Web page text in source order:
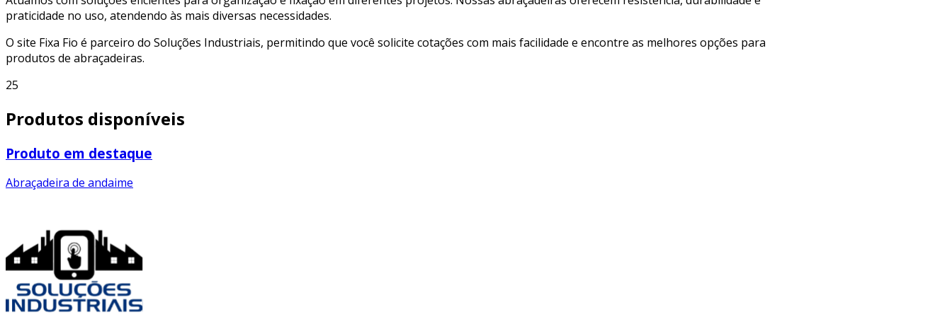
praticidade no uso, atendendo às mais diversas necessidades.
O site Fixa Fio é parceiro do Soluções Industriais, permitindo que você solicite cotações com mais facilidade e encontre as melhores opções para
produtos de abraçadeiras.
25
Produtos disponíveis
Produto em destaque
Abraçadeira de andaime